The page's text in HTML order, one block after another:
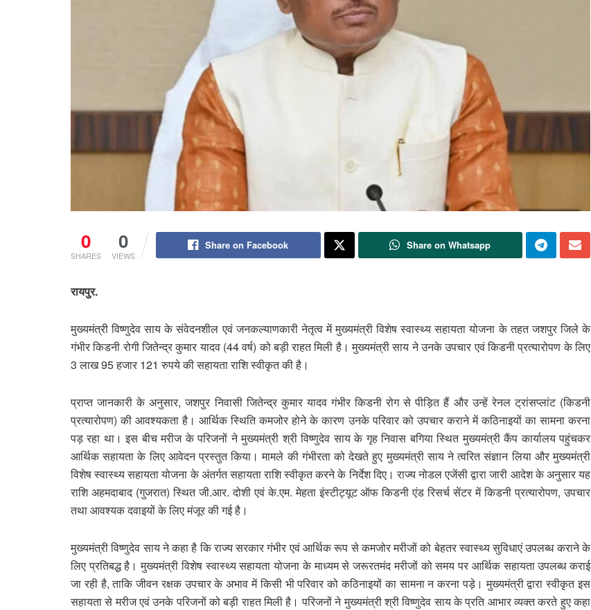
0
SHARES
0
VIEWS
Share on Facebook Share on Whatsapp
रायपुर.
मुख्यमंत्री विष्णुदेव साय के संवेदनशील एवं जनकल्याणकारी नेतृत्व में मुख्यमंत्री विशेष स्वास्थ्य सहायता योजना के तहत जशपुर जिले के
गंभीर किडनी रोगी जितेन्द्र कुमार यादव (44 वर्ष) को बड़ी राहत मिली है। मुख्यमंत्री साय ने उनके उपचार एवं किडनी प्रत्यारोपण के लिए
3 लाख 95 हजार 121 रुपये की सहायता राशि स्वीकृत की है।
प्राप्त जानकारी के अनुसार, जशपुर निवासी जितेन्द्र कुमार यादव गंभीर किडनी रोग से पीड़ित हैं और उन्हें रेनल ट्रांसप्लांट (किडनी
प्रत्यारोपण) की आवश्यकता है। आर्थिक स्थिति कमजोर होने के कारण उनके परिवार को उपचार कराने में कठिनाइयों का सामना करना
पड़ रहा था। इस बीच मरीज के परिजनों ने मुख्यमंत्री श्री विष्णुदेव साय के गृह निवास बगिया स्थित मुख्यमंत्री कैंप कार्यालय पहुंचकर
आर्थिक सहायता के लिए आवेदन प्रस्तुत किया। मामले की गंभीरता को देखते हुए मुख्यमंत्री साय ने त्वरित संज्ञान लिया और मुख्यमंत्री
विशेष स्वास्थ्य सहायता योजना के अंतर्गत सहायता राशि स्वीकृत करने के निर्देश दिए। राज्य नोडल एजेंसी द्वारा जारी आदेश के अनुसार यह
राशि अहमदाबाद (गुजरात) स्थित जी.आर. दोशी एवं के.एम. मेहता इंस्टीट्यूट ऑफ किडनी एंड रिसर्च सेंटर में किडनी प्रत्यारोपण, उपचार
तथा आवश्यक दवाइयों के लिए मंजूर की गई है।
मुख्यमंत्री विष्णुदेव साय ने कहा है कि राज्य सरकार गंभीर एवं आर्थिक रूप से कमजोर मरीजों को बेहतर स्वास्थ्य सुविधाएं उपलब्ध कराने के
लिए प्रतिबद्ध है। मुख्यमंत्री विशेष स्वास्थ्य सहायता योजना के माध्यम से जरूरतमंद मरीजों को समय पर आर्थिक सहायता उपलब्ध कराई
जा रही है, ताकि जीवन रक्षक उपचार के अभाव में किसी भी परिवार को कठिनाइयों का सामना न करना पड़े। मुख्यमंत्री द्वारा स्वीकृत इस
सहायता से मरीज एवं उनके परिजनों को बड़ी राहत मिली है। परिजनों ने मुख्यमंत्री श्री विष्णुदेव साय के प्रति आभार व्यक्त करते हुए कहा